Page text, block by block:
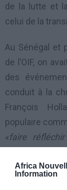
Africa
Information
de la lutte et
celui de la
Au Sénégal et
de l’OIF, on
des
conduit à la
François
populaire
«faire
Nous ne